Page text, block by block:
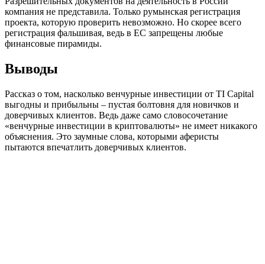
компания не представила. Только румынская регистрация
проекта, которую проверить невозможно. Но скорее всего
регистрация фальшивая, ведь в ЕС запрещены любые
финансовые пирамиды.
Выводы
Рассказ о том, насколько венчурные инвестиции от TI Capital
выгодны и прибыльны – пустая болтовня для новичков и
доверчивых клиентов. Ведь даже само словосочетание
«венчурные инвестиции в криптовалюты» не имеет никакого
объяснения. Это заумные слова, которыми аферисты
пытаются впечатлить доверчивых клиентов.